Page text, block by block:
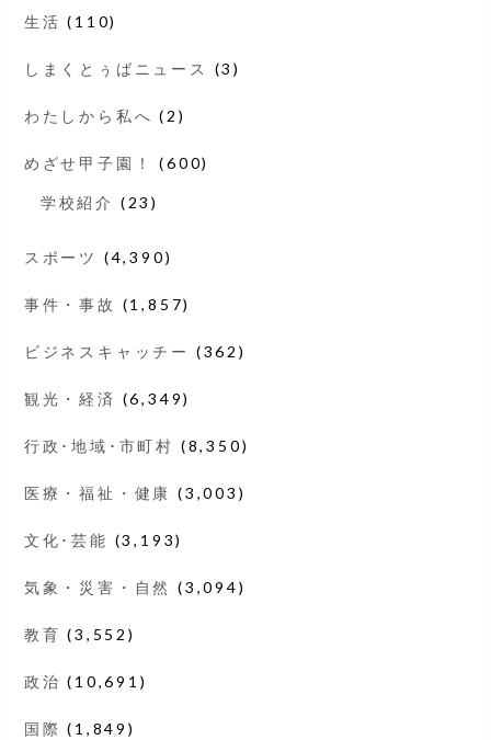
生活 (110)
しまくとぅばニュース (3)
わたしから私へ (2)
めざせ甲子園！ (600)
学校紹介 (23)
スポーツ (4,390)
事件・事故 (1,857)
ビジネスキャッチー (362)
観光・経済 (6,349)
行政･地域･市町村 (8,350)
医療・福祉・健康 (3,003)
文化･芸能 (3,193)
気象・災害・自然 (3,094)
教育 (3,552)
政治 (10,691)
国際 (1,849)